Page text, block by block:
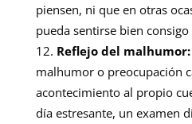
piensen, ni que en otras
pueda sentirse bien
Reflejo del malhumor:
malhumor o preocupación
acontecimiento al propio
día estresante, un examen